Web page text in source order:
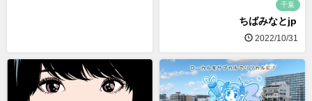
千葉
ちばみなとjp
2022/10/31